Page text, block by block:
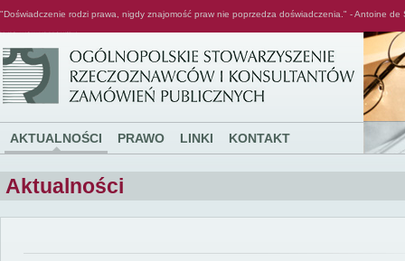
"Doświadczenie rodzi prawa, nigdy znajomość praw nie poprzedza doświadczenia." - Antoine de
AKTUALNOŚCI PRAWO LINKI KONTAKT
Aktualności